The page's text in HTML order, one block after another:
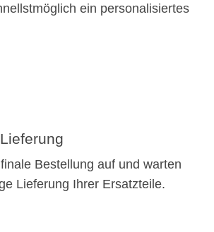
ein personalisiertes
Bestellung auf und warten
Lieferung Ihrer Ersatzteile.